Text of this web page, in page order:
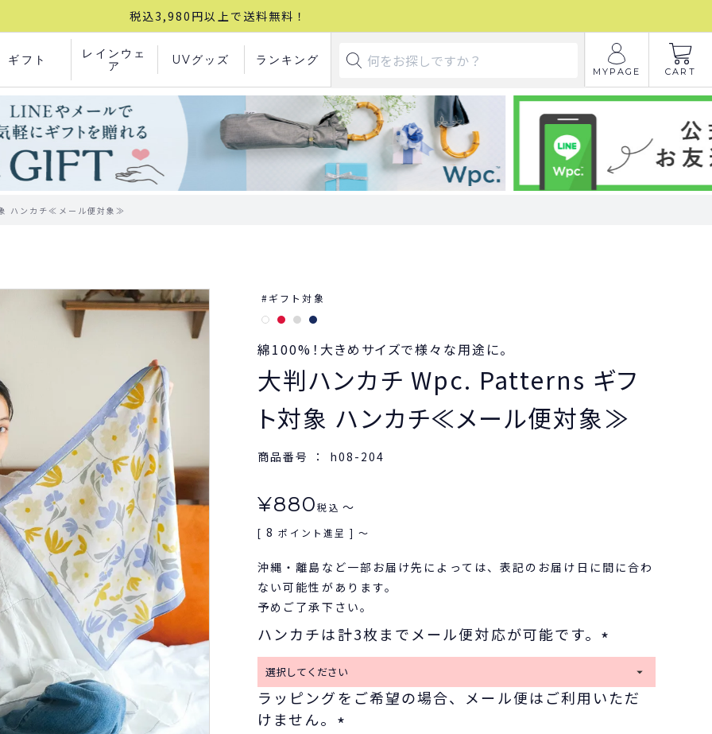
税込3,980円以上で送料無料！
ギフト
レインウェ
ア
UVグッズ ランキング
MYPAGE CART
ハンカチ≪メール便対象≫
ギフト対象
綿100%！大きめサイズで様々な用途に。
大判ハンカチ Wpc. Patterns ギフ
ト対象 ハンカチ≪メール便対象≫
商品番号 h08-204
¥880税込 〜
[ 8 ポイント進呈 ] 〜
沖縄・離島など一部お届け先によっては、表記のお届け日に間に合わ
ない可能性があります。
予めご了承下さい。
ハンカチは計3枚までメール便対応が可能です。
(
必
須
ラッピングをご希望の場合、メール便はご利用いただ
けません。